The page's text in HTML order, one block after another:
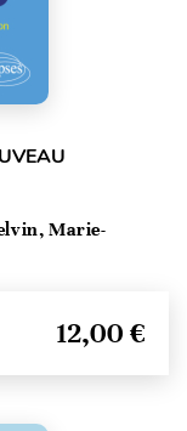
Marie-
12,00 €